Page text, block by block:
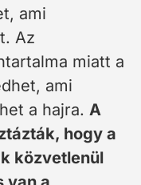
ami
Az
miatt a
ami
a hajra. A
hogy a
közvetlenül